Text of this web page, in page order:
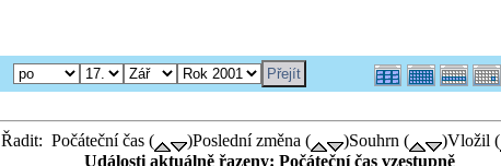
Řadit: Počáteční čas ( )Poslední změna ( )Souhrn ( )Vložil (
Události aktuálně řazeny: Počáteční čas vzestupně